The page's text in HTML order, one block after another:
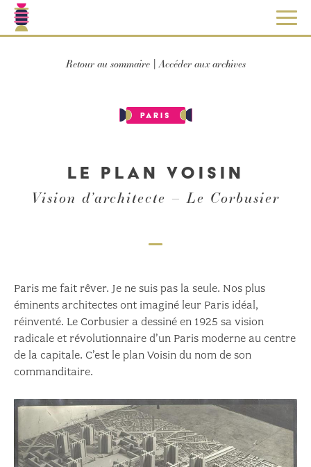
Retour au sommaire|Accéder aux archives
Paris
Le plan voisin
Vision d’architecte – Le Corbusier
Paris me fait rêver. Je ne suis pas la seule. Nos plus
éminents architectes ont imaginé leur Paris idéal,
réinventé. Le Corbusier a dessiné en 1925 sa vision
radicale et révolutionnaire d’un Paris moderne au centre
de la capitale. C’est le plan Voisin du nom de son
commanditaire.